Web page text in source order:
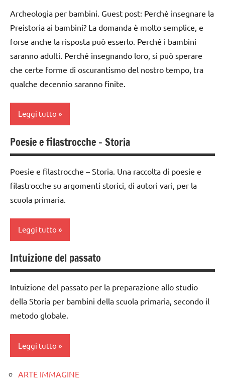
TUTTI GLI
ARGOMENTI
TUTTI GLI
ARTICOLI
Preistoria
ARGOMENTI
PER ETA'
ARTICOLI
Archeologia per bambini. Guest post: Perchè insegnare la
Preistoria ai bambini? La domanda è molto semplice, e
forse anche la risposta può esserlo. Perché i bambini
saranno adulti. Perché insegnando loro, si può sperare
che certe forme di oscurantismo del nostro tempo, tra
qualche decennio saranno finite.
Leggi tutto
classe
3a
da 0
a 3
anni
dai
3 ai
6
anni
GUIDA
DIDATTICA
MONTESSORI
la
TUTTI GLI
PER ETA'
Poesie e filastrocche – Storia
Poesie e filastrocche – Storia. Una raccolta di poesie e
filastrocche su argomenti storici, di autori vari, per la
scuola primaria.
Leggi tutto
classe
2a
classe
3a
4a
classe
Intuizione del passato
Intuizione del passato per la preparazione allo studio
della Storia per bambini della scuola primaria, secondo il
metodo globale.
Leggi tutto
classe
ARTE IMMAGINE